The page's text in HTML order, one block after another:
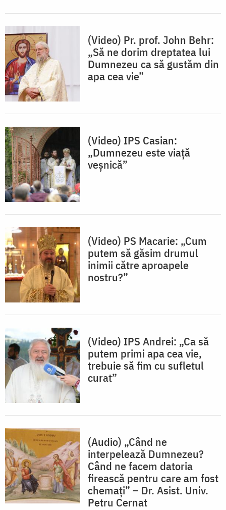
(Video) Pr. prof. John Behr:
„Să ne dorim dreptatea lui
Dumnezeu ca să gustăm din
apa cea vie”
(Video) IPS Casian:
„Dumnezeu este viață
veșnică”
(Video) PS Macarie: „Cum
putem să găsim drumul
inimii către aproapele
nostru?”
(Video) IPS Andrei: „Ca să
putem primi apa cea vie,
trebuie să fim cu sufletul
curat”
(Audio) „Când ne
interpelează Dumnezeu?
Când ne facem datoria
firească pentru care am fost
chemați” – Dr. Asist. Univ.
Petru Cernat